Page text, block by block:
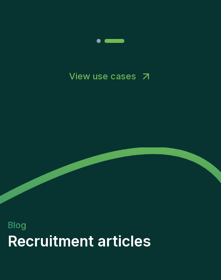
View use cases
Blog
Recruitment articles